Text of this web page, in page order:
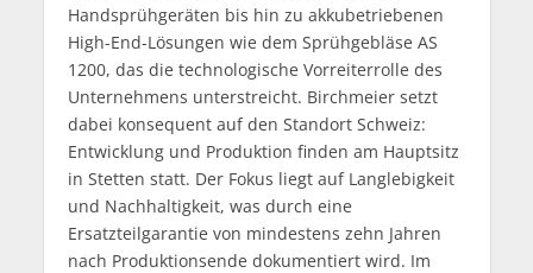
Handsprühgeräten bis hin zu akkubetriebenen
High-End-Lösungen wie dem Sprühgebläse AS
1200, das die technologische Vorreiterrolle des
Unternehmens unterstreicht. Birchmeier setzt
dabei konsequent auf den Standort Schweiz:
Entwicklung und Produktion finden am Hauptsitz
in Stetten statt. Der Fokus liegt auf Langlebigkeit
und Nachhaltigkeit, was durch eine
Ersatzteilgarantie von mindestens zehn Jahren
nach Produktionsende dokumentiert wird. Im